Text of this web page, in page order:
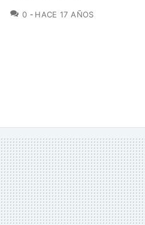
0 COMENTARIOS
HACE 17 AÑOS